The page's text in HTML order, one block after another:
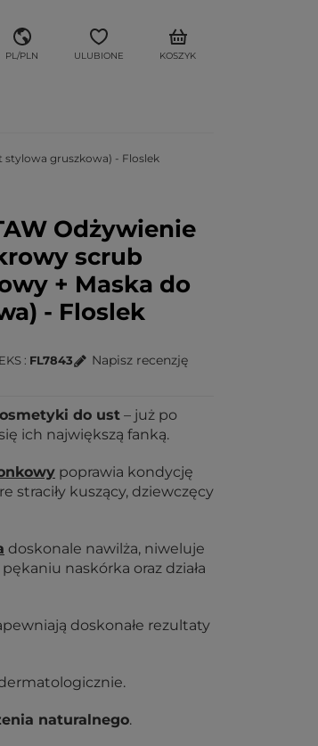
PL/PLN ULUBIONE KOSZYK
stylowa gruszkowa) - Floslek
Odżywienie
scrub
+ Maska do
- Floslek
FL7843 Napisz recenzję
do ust – już po
ich największą fanką.
poprawia kondycję
straciły kuszący, dziewczęcy
doskonale nawilża, niweluje
naskórka oraz działa
doskonałe rezultaty
naturalnego.